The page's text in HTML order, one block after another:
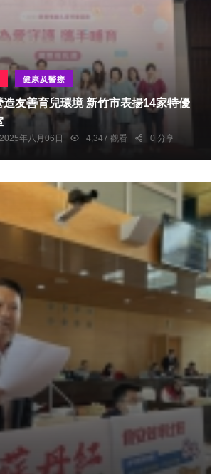
健康及醫療
環境 新竹市表揚14家特優
2025年八月06日 4,347 觀看 0 分享